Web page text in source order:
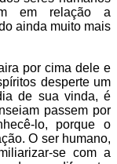
em relação a
ainda muito mais
por cima dele e
desperte um
de sua vinda, é
passem por
lo, porque o
O ser humano,
se com a